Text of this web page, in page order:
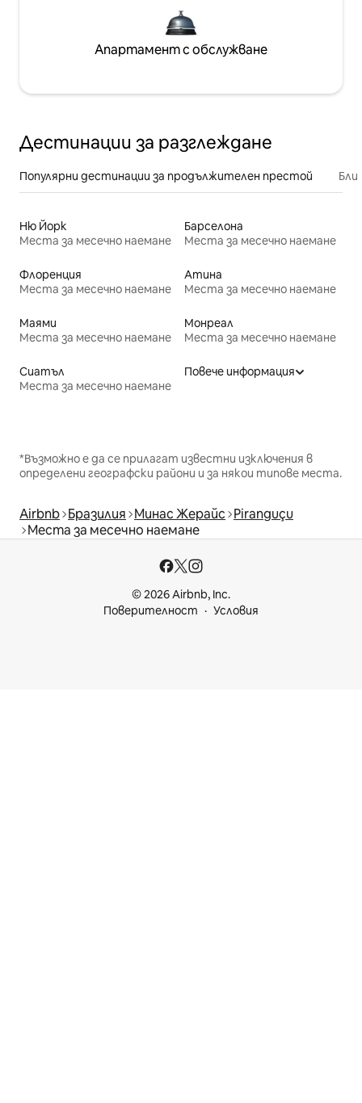
Апартамент с обслужване
Дестинации за разглеждане
Популярни дестинации за продължителен престой
Ню Йорк
Места за месечно наемане
Барселона
Места за месечно наемане
Флоренция
Места за месечно наемане
Атина
Места за месечно наемане
Маями
Места за месечно наемане
Монреал
Места за месечно наемане
Сиатъл
Места за месечно наемане
Повече информация
*Възможно е да се прилагат известни изключения в
определени географски райони и за някои типове места.
Airbnb Бразилия Минас Жерайс Piranguçu
Места за месечно наемане
© 2026 Airbnb, Inc.
Поверителност
Условия